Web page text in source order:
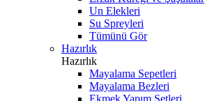
Un Elekleri
Su Spreyleri
Tümünü Gör
Hazırlık
Hazırlık
Mayalama Sepetleri
Mayalama Bezleri
Ekmek Yapım Setleri